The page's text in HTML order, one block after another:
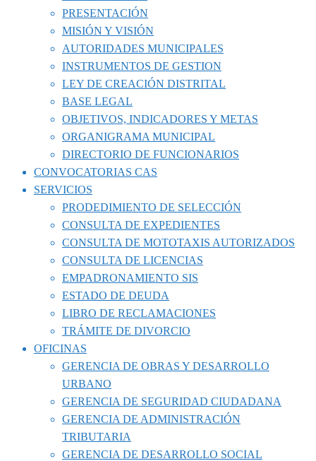
PRESENTACIÓN
MISIÓN Y VISIÓN
AUTORIDADES MUNICIPALES
INSTRUMENTOS DE GESTION
LEY DE CREACIÓN DISTRITAL
BASE LEGAL
OBJETIVOS, INDICADORES Y METAS
ORGANIGRAMA MUNICIPAL
DIRECTORIO DE FUNCIONARIOS
CONVOCATORIAS CAS
SERVICIOS
PRODEDIMIENTO DE SELECCIÓN
CONSULTA DE EXPEDIENTES
CONSULTA DE MOTOTAXIS AUTORIZADOS
CONSULTA DE LICENCIAS
EMPADRONAMIENTO SIS
ESTADO DE DEUDA
LIBRO DE RECLAMACIONES
TRÁMITE DE DIVORCIO
OFICINAS
GERENCIA DE OBRAS Y DESARROLLO
URBANO
GERENCIA DE SEGURIDAD CIUDADANA
GERENCIA DE ADMINISTRACIÓN
TRIBUTARIA
GERENCIA DE DESARROLLO SOCIAL